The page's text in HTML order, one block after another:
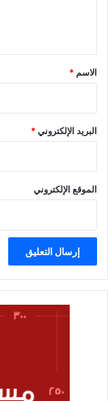
*
الاسم *
البريد الإلكتروني*
الموقع الإلكتروني